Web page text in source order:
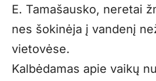
E. Tamašausko, neretai
nes šokinėja į vandenį
vietovėse.
Kalbėdamas apie vaikų